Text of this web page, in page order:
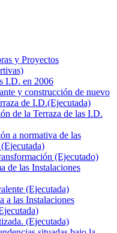
y Proyectos
I.D. en 2006
y construcción de nuevo
de I.D.(Ejecutada)
de la Terraza de las I.D.
a normativa de las
(Ejecutado)
de las Instalaciones
(Ejecutada)
a las Instalaciones
(Ejecutada)